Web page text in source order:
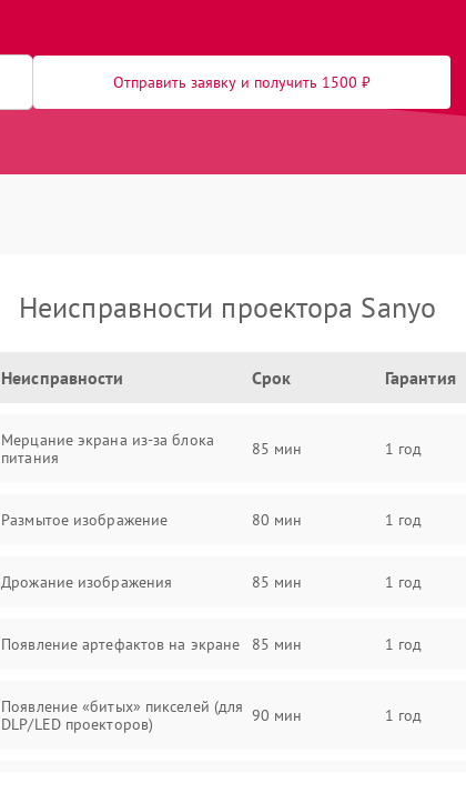
Отправить заявку и получить 1500 ₽
Неисправности проектора Sanyo
Неисправности Срок Гарантия
Мерцание экрана из-за блока
питания
85 мин 1 год
Размытое изображение 80 мин 1 год
Дрожание изображения 85 мин 1 год
Появление артефактов на экране 85 мин 1 год
Появление «битых» пикселей (для
DLP/LED проекторов)
90 мин 1 год